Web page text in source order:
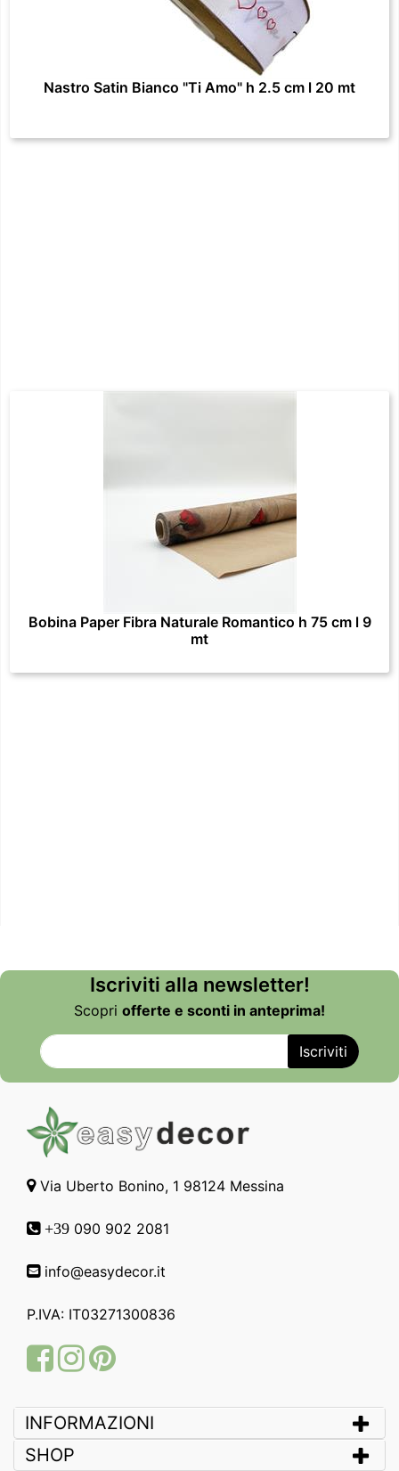
Nastro Satin Bianco "Ti Amo" h 2.5 cm l 20 mt
Bobina Paper Fibra Naturale Romantico h 75 cm l 9
mt
Iscriviti alla newsletter!
Scopri offerte e sconti in anteprima!
Via Uberto Bonino, 1 98124 Messina
+39 090 902 2081
info@easydecor.it
P.IVA: IT03271300836
FacebookInstagram
Pinterest
INFORMAZIONI
SHOP